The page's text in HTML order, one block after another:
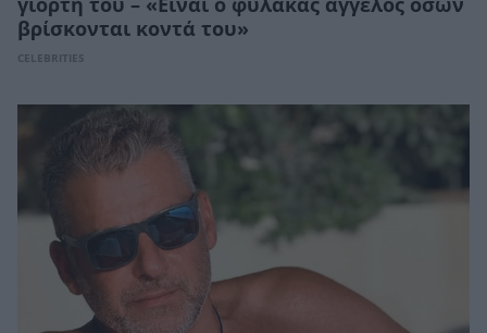
γιορτή του – «Είναι ο φύλακας άγγελος όσων
βρίσκονται κοντά του»
CELEBRITIES